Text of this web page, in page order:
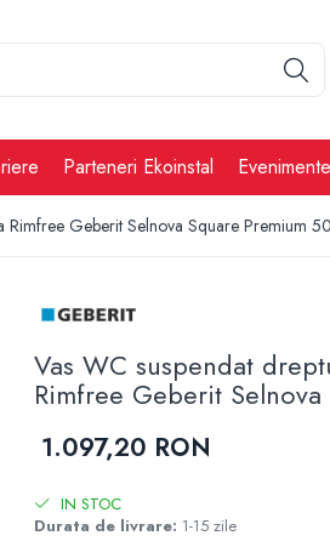
Parteneri Ekoinstal Evenimente
Geberit Selnova Square Premium
Vas WC suspendat
Rimfree Geberit
1.097,20 RON
IN STOC
Durata de livrare: 1-15 zile